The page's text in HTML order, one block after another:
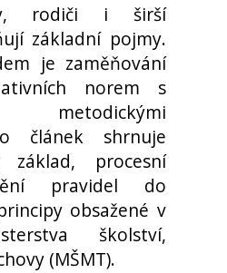
rodiči i širší
základní pojmy.
je zaměňování
norem s
metodickými
článek shrnuje
základ, procesní
pravidel do
obsažené v
školství,
(MŠMT).